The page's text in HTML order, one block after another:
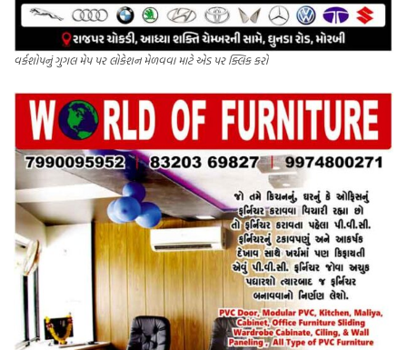
વર્કશોપનું ગુગલ મેપ પર લોકેશન મેળવવા માટે એડ પર ક્લિક કરો